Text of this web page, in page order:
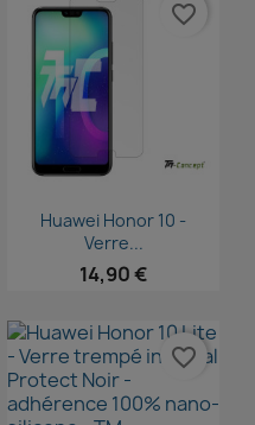
Aperçu rapide
Huawei Honor 10 -
Verre...
14,90 €
favorite_border
favorite_border